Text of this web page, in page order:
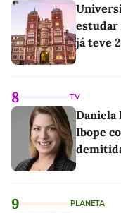
estudar
já teve
8 TV
Daniela
Ibope
9 PLANETA